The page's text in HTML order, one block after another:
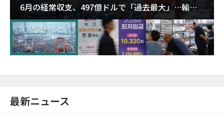
6月の経常収支、497億ドルで「過去最大」…輸出
が初の1000億ドル突破
最新ニュース